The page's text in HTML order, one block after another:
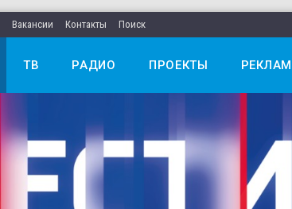
Вакансии Контакты Поиск
ТВ РАДИО ПРОЕКТЫ